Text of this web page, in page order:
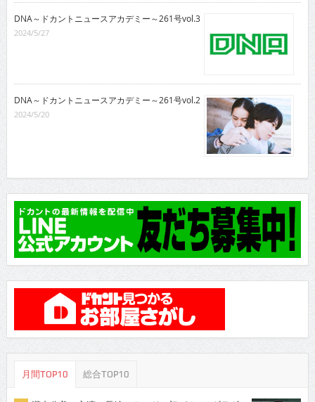
DNA～ドカントニュースアカデミー～261号vol.3
2024/5/27
DNA～ドカントニュースアカデミー～261号vol.2
2024/5/20
月間TOP10 総合TOP10